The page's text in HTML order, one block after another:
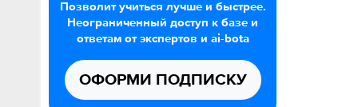
Позволит учиться лучше и быстрее.
Неограниченный доступ к базе и
ответам от экспертов и ai-bota
ОФОРМИ ПОДПИСКУ